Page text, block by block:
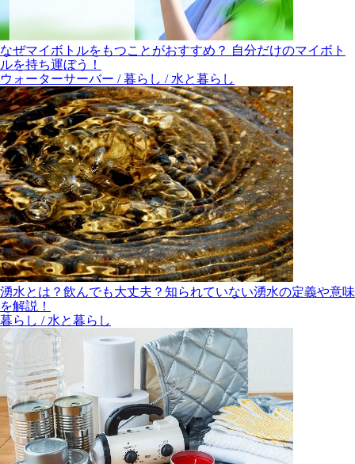
なぜマイボトルをもつことがおすすめ？ 自分だけのマイボト
ルを持ち運ぼう！
ウォーターサーバー / 暮らし / 水と暮らし
湧水とは？飲んでも大丈夫？知られていない湧水の定義や意味
を解説！
暮らし / 水と暮らし